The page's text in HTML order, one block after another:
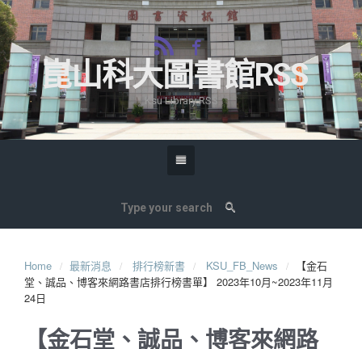
崑山科大圖書館RSS
Ksu Library RSS
Home 最新消息 排行榜新書 KSU_FB_News
【金石
堂、誠品、博客來網路書店排行榜書單】 2023年10月~2023年11月
24日
【金石堂、誠品、博客來網路